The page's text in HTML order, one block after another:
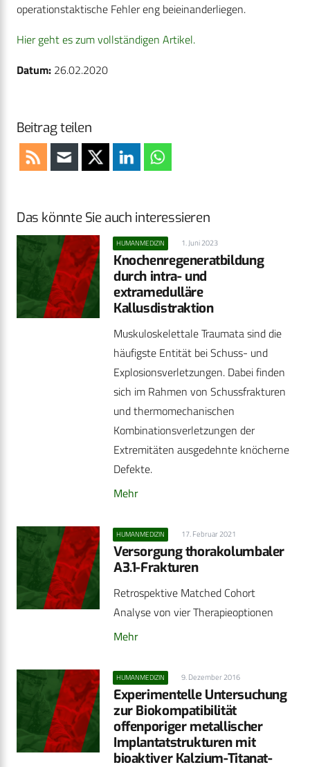
operationstaktische Fehler eng beieinanderliegen.
Hier geht es zum vollständigen Artikel.
Datum: 26.02.2020
Beitrag teilen
Das könnte Sie auch interessieren
HUMANMEDIZIN 1. Juni 2023
Knochenregeneratbildung
durch intra- und
extramedulläre
Kallusdistraktion
Muskuloskelettale Traumata sind die
häufigste Entität bei Schuss- und
Explosionsverletzungen. Dabei finden
sich im Rahmen von Schussfrakturen
und thermomechanischen
Kombinationsverletzungen der
Extremitäten ausgedehnte knöcherne
Defekte.
Mehr
HUMANMEDIZIN 17. Februar 2021
Versorgung thorakolumbaler
A3.1-Frakturen
Retrospektive Matched Cohort
Analyse von vier Therapieoptionen
Mehr
HUMANMEDIZIN 9. Dezember 2016
Experimentelle Untersuchung
zur Biokompatibilität
offenporiger metallischer
Implantatstrukturen mit
bioaktiver Kalzium-Titanat-